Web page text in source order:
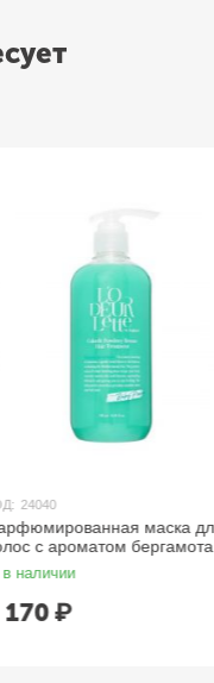
маска для
бергамота
₽